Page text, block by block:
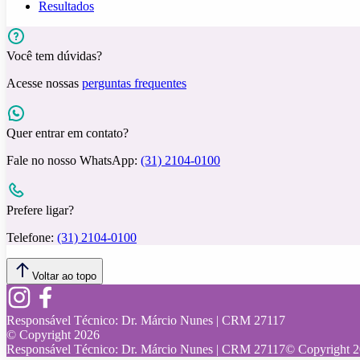
Resultados
Você tem dúvidas?
Acesse nossas perguntas frequentes
Quer entrar em contato?
Fale no nosso WhatsApp: (31) 2104-0100
Prefere ligar?
Telefone: (31) 2104-0100
Voltar ao topo
Responsável Técnico: Dr. Márcio Nunes | CRM 27117
© Copyright 2026
Responsável Técnico: Dr. Márcio Nunes | CRM 27117© Copyright